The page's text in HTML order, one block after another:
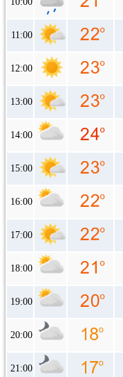
11:00
12:00
13:00
14:00
15:00
16:00
17:00
18:00
19:00
20:00
21:00